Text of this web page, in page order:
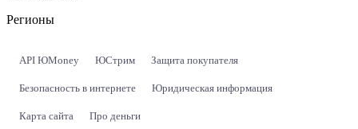
Регионы
API ЮMoney ЮСтрим Защита покупателя
Безопасность в интернете Юридическая информация
Карта сайта Про деньги